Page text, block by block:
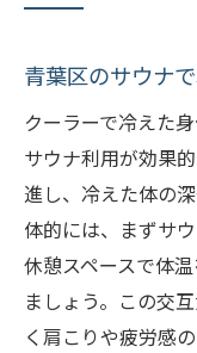
青葉区のサウナ
クーラーで冷えた
サウナ利用が効果
進し、冷えた体の
体的には、まずサ
休憩スペースで体
ましょう。この交
く肩こりや疲労感